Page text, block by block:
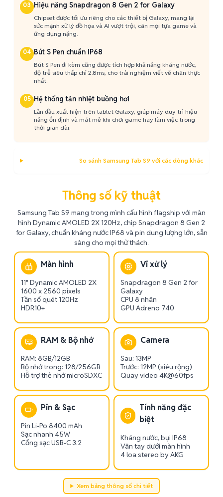
03 Hiệu năng Snapdragon 8 Gen 2 for Galaxy
Chipset được tối ưu riêng cho các thiết bị Galaxy, mang lại
sức mạnh xử lý đồ họa và AI vượt trội, cân mọi tựa game và
ứng dụng nặng.
04 Bút S Pen chuẩn IP68
Bút S Pen đi kèm cũng được tích hợp khả năng kháng nước,
độ trễ siêu thấp chỉ 2.8ms, cho trải nghiệm viết vẽ chân thực
nhất.
05 Hệ thống tản nhiệt buồng hơi
Lần đầu xuất hiện trên tablet Galaxy, giúp máy duy trì hiệu
năng ổn định và mát mẻ khi chơi game hay làm việc trong
thời gian dài.
So sánh Samsung Tab S9 với các dòng khác
Thông số kỹ thuật
Samsung Tab S9 mang trong mình cấu hình flagship với màn
hình Dynamic AMOLED 2X 120Hz, chip Snapdragon 8 Gen 2
for Galaxy, chuẩn kháng nước IP68 và pin dung lượng lớn, sẵn
sàng cho mọi thử thách.
Màn hình
11" Dynamic AMOLED 2X
1600 x 2560 pixels
Tần số quét 120Hz
HDR10+
Vi xử lý
Snapdragon 8 Gen 2 for
Galaxy
CPU 8 nhân
GPU Adreno 740
RAM & Bộ nhớ
RAM: 8GB/12GB
Bộ nhớ trong: 128/256GB
Hỗ trợ thẻ nhớ microSDXC
Camera
Sau: 13MP
Trước: 12MP (siêu rộng)
Quay video 4K@60fps
Pin & Sạc
Pin Li-Po 8400 mAh
Sạc nhanh 45W
Cổng sạc USB-C 3.2
Tính năng đặc
biệt
Kháng nước, bụi IP68
Vân tay dưới màn hình
4 loa stereo by AKG
Xem bảng thông số chi tiết